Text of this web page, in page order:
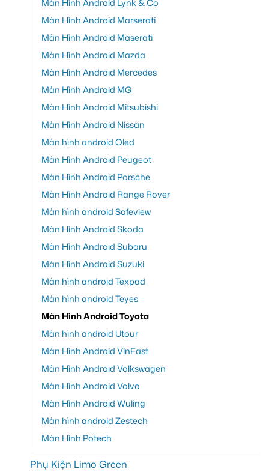
Màn Hình Android Lynk & Co
Màn Hình Android Marserati
Màn Hình Android Maserati
Màn Hình Android Mazda
Màn Hình Android Mercedes
Màn Hình Android MG
Màn Hình Android Mitsubishi
Màn Hình Android Nissan
Màn hình android Oled
Màn Hình Android Peugeot
Màn Hình Android Porsche
Màn Hình Android Range Rover
Màn hình android Safeview
Màn Hình Android Skoda
Màn Hình Android Subaru
Màn Hình Android Suzuki
Màn hình android Texpad
Màn hình android Teyes
Màn Hình Android Toyota
Màn hình android Utour
Màn Hình Android VinFast
Màn Hình Android Volkswagen
Màn Hình Android Volvo
Màn Hình Android Wuling
Màn hình android Zestech
Màn Hình Potech
Phụ Kiện Limo Green